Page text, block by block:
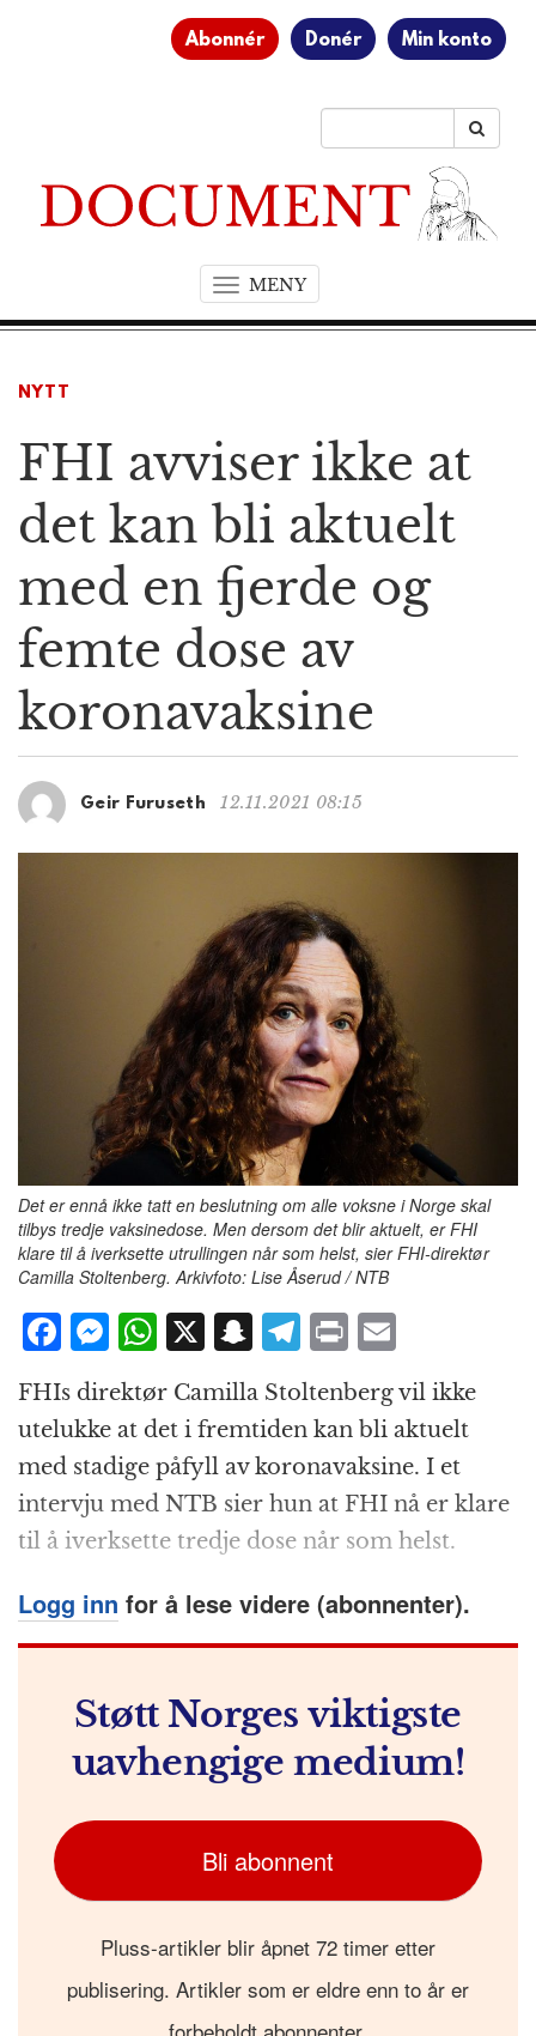
Abonnér Donér Min konto
MENYT
o
n
a
v
i
a
t
o
NYTT
FHI avviser ikke at
det kan bli aktuelt
med en fjerde og
femte dose av
koronavaksine
Geir Furuseth 12.11.2021 08:15
Det er ennå ikke tatt en beslutning om alle voksne i Norge skal
tilbys tredje vaksinedose. Men dersom det blir aktuelt, er FHI
klare til å iverksette utrullingen når som helst, sier FHI-direktør
Camilla Stoltenberg. Arkivfoto: Lise Åserud / NTB
F
c
e
b
o
o
k
M
e
ss
e
n
g
e
r
W
h
at
s
A
p
p
X S
n
a
p
c
h
at
T
el
e
g
r
a
m
P
n
t
m
ai
l
FHIs direktør Camilla Stoltenberg vil ikke
utelukke at det i fremtiden kan bli aktuelt
med stadige påfyll av koronavaksine. I et
intervju med NTB sier hun at FHI nå er klare
til å iverksette tredje dose når som helst.
Logg inn for å lese videre (abonnenter).
Støtt Norges viktigste
uavhengige medium!
Bli abonnent
Pluss-artikler blir åpnet 72 timer etter
publisering. Artikler som er eldre enn to år er